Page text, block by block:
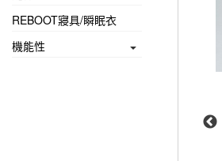
REBOOT寢具/瞬眠衣
機能性